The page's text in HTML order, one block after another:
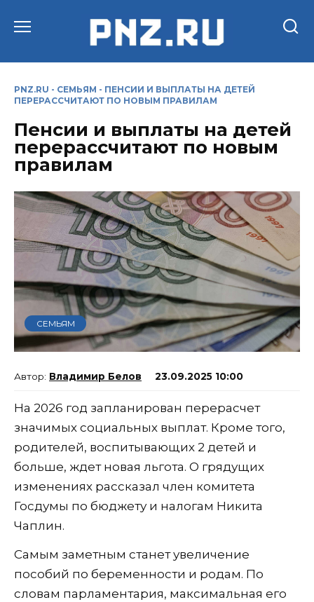
PNZ.RU - СЕМЬЯМ - ПЕНСИИ И ВЫПЛАТЫ НА ДЕТЕЙ
ПЕРЕРАССЧИТАЮТ ПО НОВЫМ ПРАВИЛАМ
Пенсии и выплаты на детей
перерассчитают по новым
правилам
СЕМЬЯМ
Владимир Белов 23.09.2025 10:00
На 2026 год запланирован перерасчет
значимых социальных выплат. Кроме того,
родителей, воспитывающих 2 детей и
больше, ждет новая льгота. О грядущих
изменениях рассказал член комитета
Госдумы по бюджету и налогам Никита
Чаплин.
Самым заметным станет увеличение
пособий по беременности и родам. По
словам парламентария, максимальная его